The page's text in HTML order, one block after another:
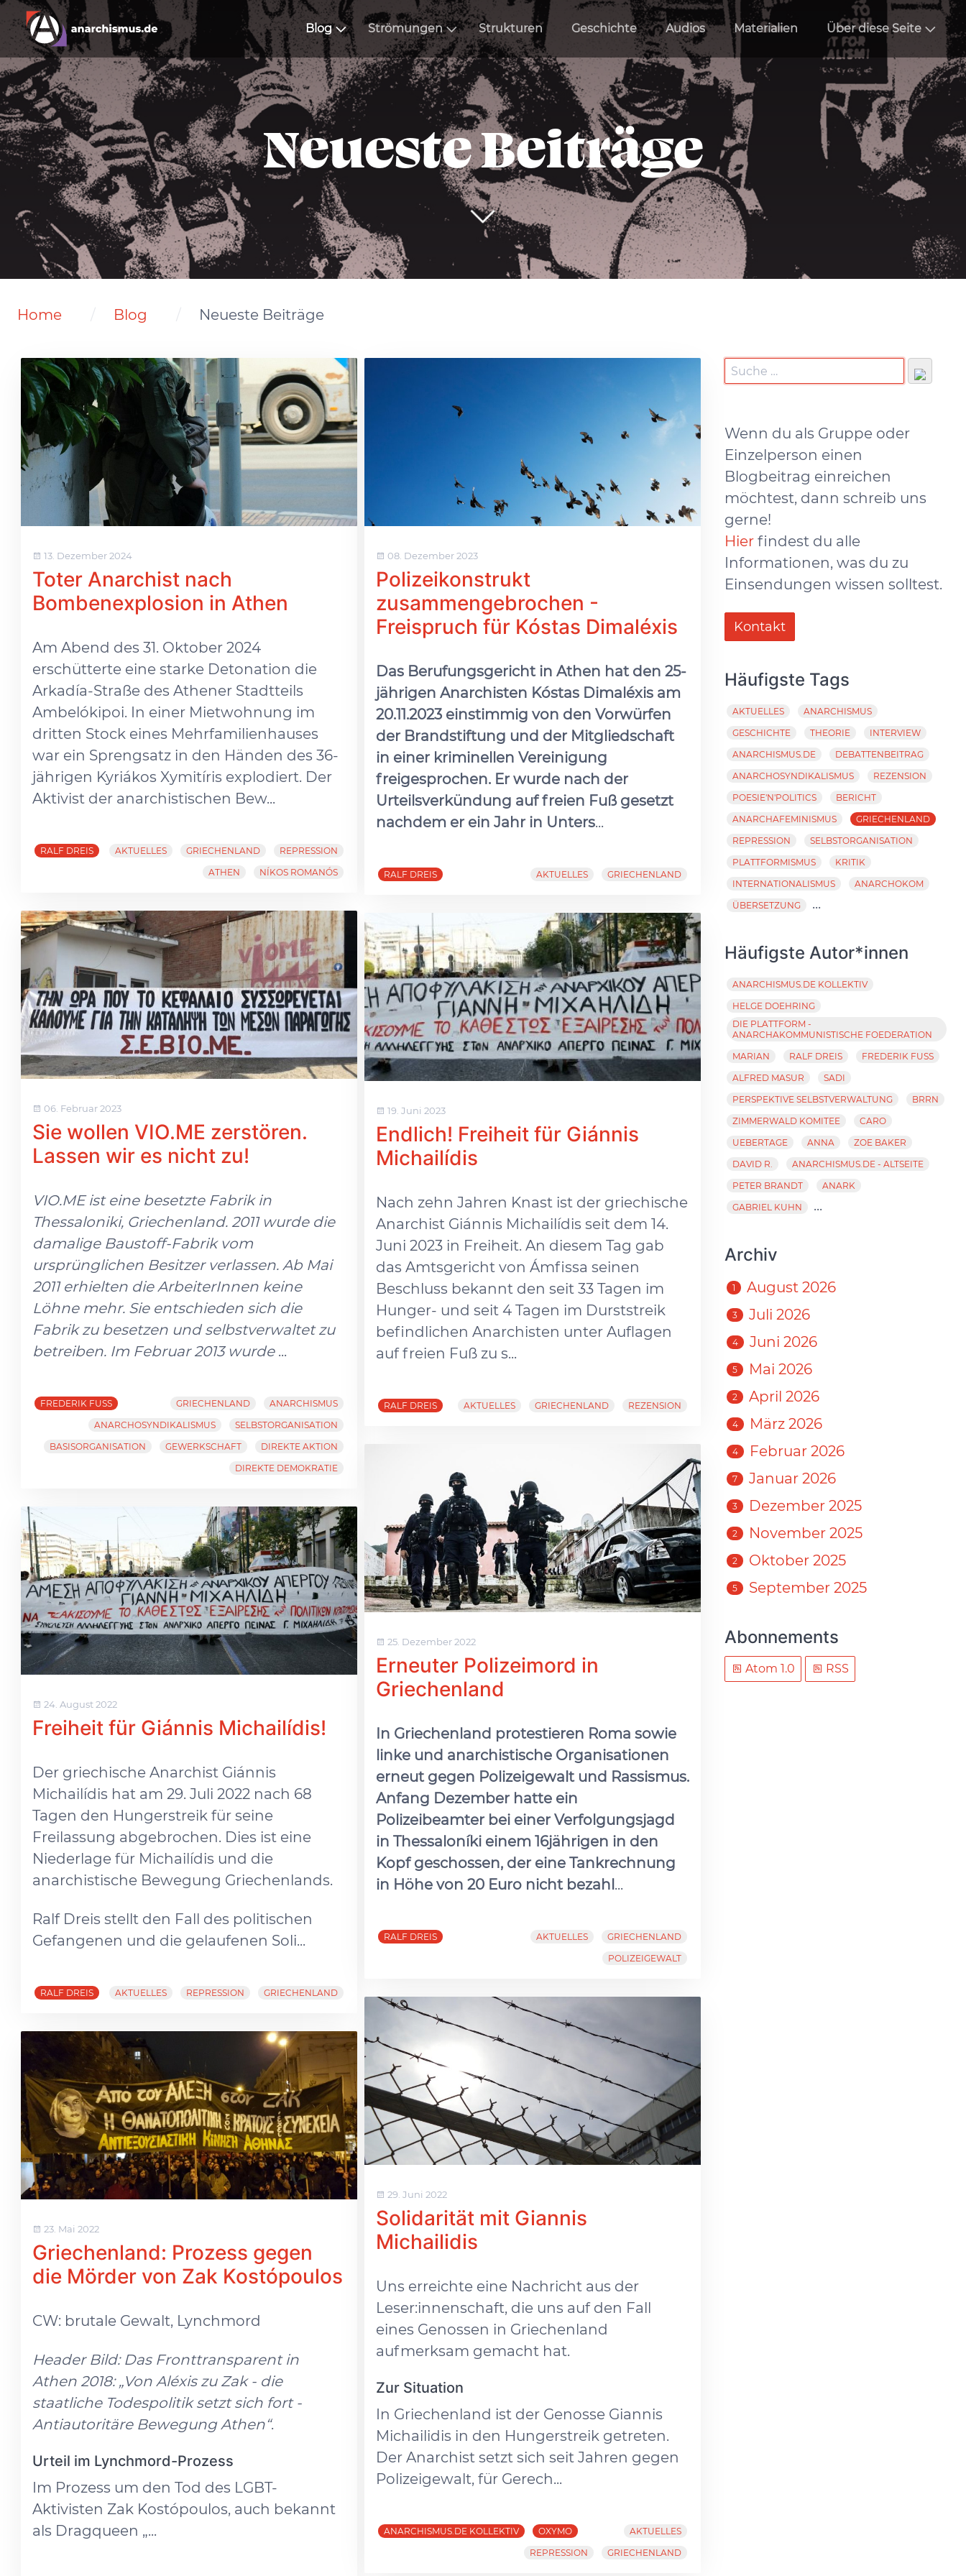
Blog Strömungen Strukturen Geschichte Audios Materialien Über diese Seite
Neueste Beiträge
Home Blog Neueste Beiträge
13. Dezember 2024
Toter Anarchist nach
Bombenexplosion in Athen
Am Abend des 31. Oktober 2024
erschütterte eine starke Detonation die
Arkadía-Straße des Athener Stadtteils
Ambelókipoi. In einer Mietwohnung im
dritten Stock eines Mehrfamilienhauses
war ein Sprengsatz in den Händen des 36-
jährigen Kyriákos Xymitíris explodiert. Der
Aktivist der anarchistischen Bew...
RALF DREIS AKTUELLES GRIECHENLAND
REPRESSION
ATHEN
NÍKOS ROMANÓS
06. Februar 2023
Sie wollen VIO.ME zerstören.
Lassen wir es nicht zu!
VIO.ME ist eine besetzte Fabrik in
Thessaloniki, Griechenland. 2011 wurde die
damalige Baustoff-Fabrik vom
ursprünglichen Besitzer verlassen. Ab Mai
2011 erhielten die ArbeiterInnen keine
Löhne mehr. Sie entschieden sich die
Fabrik zu besetzen und selbstverwaltet zu
betreiben. Im Februar 2013 wurde ...
FREDERIK FUSS GRIECHENLAND
ANARCHISMUS
ANARCHOSYNDIKALISMUS
SELBSTORGANISATION
BASISORGANISATION
GEWERKSCHAFT
DIREKTE AKTION
DIREKTE DEMOKRATIE
24. August 2022
Freiheit für Giánnis Michailídis!
Der griechische Anarchist Giánnis
Michailídis hat am 29. Juli 2022 nach 68
Tagen den Hungerstreik für seine
Freilassung abgebrochen. Dies ist eine
Niederlage für Michailídis und die
anarchistische Bewegung Griechenlands.
Ralf Dreis stellt den Fall des politischen
Gefangenen und die gelaufenen Soli...
RALF DREIS AKTUELLES REPRESSION GRIECHENLAND
23. Mai 2022
Griechenland: Prozess gegen
die Mörder von Zak Kostópoulos
CW: brutale Gewalt, Lynchmord
Header Bild: Das Fronttransparent in
Athen 2018: „Von Aléxis zu Zak - die
staatliche Todespolitik setzt sich fort -
Antiautoritäre Bewegung Athen“.
Urteil im Lynchmord-Prozess
Im Prozess um den Tod des LGBT-
Aktivisten Zak Kostópoulos, auch bekannt
als Dragqueen „...
08. Dezember 2023
Polizeikonstrukt
zusammengebrochen -
Freispruch für Kóstas Dimaléxis
Das Berufungsgericht in Athen hat den 25-
jährigen Anarchisten Kóstas Dimaléxis am
20.11.2023 einstimmig von den Vorwürfen
der Brandstiftung und der Mitgliedschaft
in einer kriminellen Vereinigung
freigesprochen. Er wurde nach der
Urteilsverkündung auf freien Fuß gesetzt
nachdem er ein Jahr in Unters...
RALF DREIS AKTUELLES GRIECHENLAND
19. Juni 2023
Endlich! Freiheit für Giánnis
Michailídis
Nach zehn Jahren Knast ist der griechische
Anarchist Giánnis Michailídis seit dem 14.
Juni 2023 in Freiheit. An diesem Tag gab
das Amtsgericht von Ámfissa seinen
Beschluss bekannt den seit 33 Tagen im
Hunger- und seit 4 Tagen im Durststreik
befindlichen Anarchisten unter Auflagen
auf freien Fuß zu s...
RALF DREIS AKTUELLES GRIECHENLAND REZENSION
25. Dezember 2022
Erneuter Polizeimord in
Griechenland
In Griechenland protestieren Roma sowie
linke und anarchistische Organisationen
erneut gegen Polizeigewalt und Rassismus.
Anfang Dezember hatte ein
Polizeibeamter bei einer Verfolgungsjagd
in Thessaloníki einem 16jährigen in den
Kopf geschossen, der eine Tankrechnung
in Höhe von 20 Euro nicht bezahl...
RALF DREIS AKTUELLES
GRIECHENLAND
POLIZEIGEWALT
29. Juni 2022
Solidarität mit Giannis
Michailidis
Uns erreichte eine Nachricht aus der
Leser:innenschaft, die uns auf den Fall
eines Genossen in Griechenland
aufmerksam gemacht hat.
Zur Situation
In Griechenland ist der Genosse Giannis
Michailidis in den Hungerstreik getreten.
Der Anarchist setzt sich seit Jahren gegen
Polizeigewalt, für Gerech...
ANARCHISMUS.DE KOLLEKTIV OXYMO
AKTUELLES
REPRESSION
GRIECHENLAND
Wenn du als Gruppe oder
Einzelperson einen
Blogbeitrag einreichen
möchtest, dann schreib uns
gerne!
Hier findest du alle
Informationen, was du zu
Einsendungen wissen solltest.
Kontakt
Häufigste Tags
AKTUELLES
ANARCHISMUS
GESCHICHTE
THEORIE
INTERVIEW
ANARCHISMUS.DE
DEBATTENBEITRAG
ANARCHOSYNDIKALISMUS
REZENSION
POESIE'N'POLITICS
BERICHT
ANARCHAFEMINISMUS
GRIECHENLAND
REPRESSION
SELBSTORGANISATION
PLATTFORMISMUS
KRITIK
INTERNATIONALISMUS
ANARCHOKOM
ÜBERSETZUNG
...
Häufigste Autor*innen
ANARCHISMUS.DE KOLLEKTIV
HELGE DOEHRING
DIE PLATTFORM -
ANARCHAKOMMUNISTISCHE FOEDERATION
MARIAN
RALF DREIS
FREDERIK FUSS
ALFRED MASUR
SADI
PERSPEKTIVE SELBSTVERWALTUNG
BRRN
ZIMMERWALD KOMITEE
CARO
UEBERTAGE
ANNA
ZOE BAKER
DAVID R.
ANARCHISMUS.DE - ALTSEITE
PETER BRANDT
ANARK
GABRIEL KUHN
...
Archiv
1 August 2026
3 Juli 2026
4 Juni 2026
5 Mai 2026
2 April 2026
4 März 2026
4 Februar 2026
7 Januar 2026
3 Dezember 2025
2 November 2025
2 Oktober 2025
5 September 2025
Abonnements
Atom 1.0 RSS